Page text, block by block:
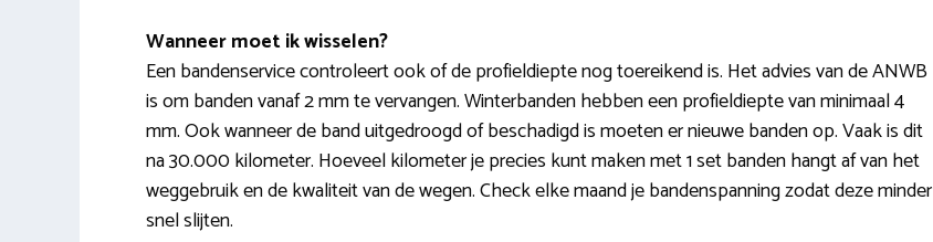
Wanneer moet ik wisselen?
Een bandenservice controleert ook of de profieldiepte nog toereikend is. Het advies van de ANWB
is om banden vanaf 2 mm te vervangen. Winterbanden hebben een profieldiepte van minimaal 4
mm. Ook wanneer de band uitgedroogd of beschadigd is moeten er nieuwe banden op. Vaak is dit
na 30.000 kilometer. Hoeveel kilometer je precies kunt maken met 1 set banden hangt af van het
weggebruik en de kwaliteit van de wegen. Check elke maand je bandenspanning zodat deze minder
snel slijten.